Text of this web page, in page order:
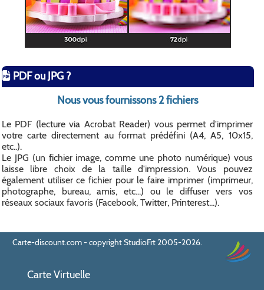
PDF ou JPG ?
Nous vous fournissons 2 fichiers
Le PDF (lecture via Acrobat Reader) vous permet d'imprimer
votre carte directement au format prédéfini (A4, A5, 10x15,
etc..).
Le JPG (un fichier image, comme une photo numérique) vous
laisse libre choix de la taille d'impression. Vous pouvez
également utiliser ce fichier pour le faire imprimer (imprimeur,
photographe, bureau, amis, etc...) ou le diffuser vers vos
réseaux sociaux favoris (Facebook, Twitter, Printerest...).
Carte-discount.com - copyright StudioFrt 2005-2026.
Carte Virtuelle